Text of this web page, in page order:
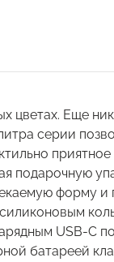
цветах. Еще
серии
приятное
подарочную
форму и
USB-C
батареей